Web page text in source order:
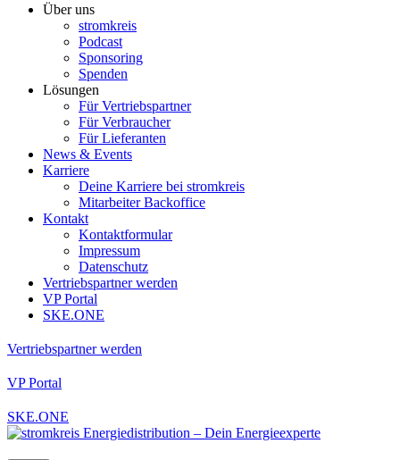
Über uns
stromkreis
Podcast
Sponsoring
Spenden
Lösungen
Für Vertriebspartner
Für Verbraucher
Für Lieferanten
News & Events
Karriere
Deine Karriere bei stromkreis
Mitarbeiter Backoffice
Kontakt
Kontaktformular
Impressum
Datenschutz
Vertriebspartner werden
VP Portal
SKE.ONE
Vertriebspartner werden
VP Portal
SKE.ONE